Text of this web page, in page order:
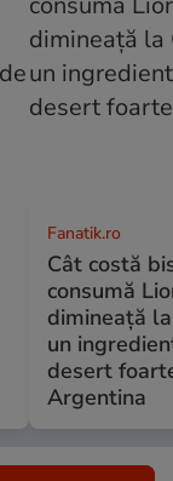
Fanatik.ro
Cât costă
consumă
dimineață
un
desert
Argentina